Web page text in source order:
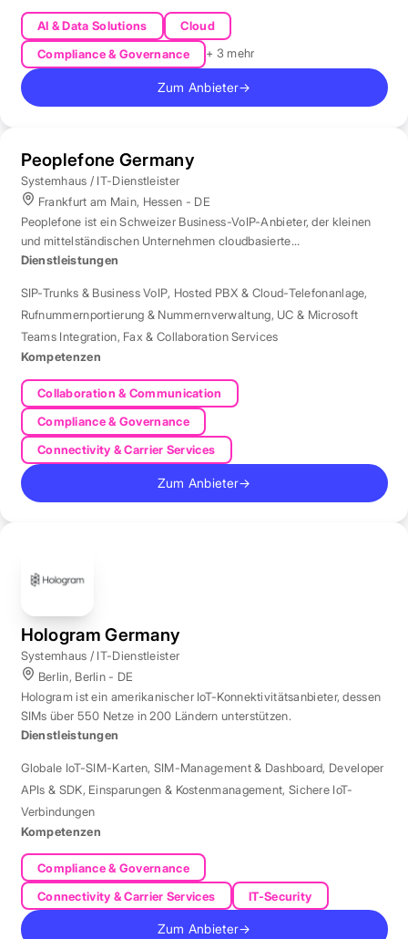
AI & Data Solutions
Cloud
Compliance & Governance
+ 3 mehr
Zum Anbieter→
Peoplefone Germany
Systemhaus / IT-Dienstleister
Frankfurt am Main, Hessen - DE
Peoplefone ist ein Schweizer Business-VoIP-Anbieter, der kleinen
und mittelständischen Unternehmen cloudbasierte
Telefonielösungen bietet.
Dienstleistungen
SIP-Trunks & Business VoIP, Hosted PBX & Cloud-Telefonanlage,
Rufnummernportierung & Nummernverwaltung, UC & Microsoft
Teams Integration, Fax & Collaboration Services
Kompetenzen
Collaboration & Communication
Compliance & Governance
Connectivity & Carrier Services
Zum Anbieter→
Hologram Germany
Systemhaus / IT-Dienstleister
Berlin, Berlin - DE
Hologram ist ein amerikanischer IoT-Konnektivitätsanbieter, dessen
SIMs über 550 Netze in 200 Ländern unterstützen.
Dienstleistungen
Globale IoT-SIM-Karten, SIM-Management & Dashboard, Developer
APIs & SDK, Einsparungen & Kostenmanagement, Sichere IoT-
Verbindungen
Kompetenzen
Compliance & Governance
Connectivity & Carrier Services
IT-Security
Zum Anbieter→